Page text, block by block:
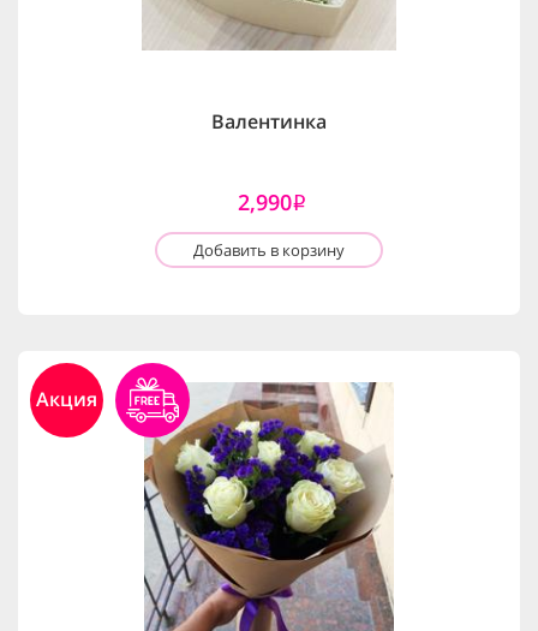
Валентинка
2,990i
Добавить в корзину
Акция